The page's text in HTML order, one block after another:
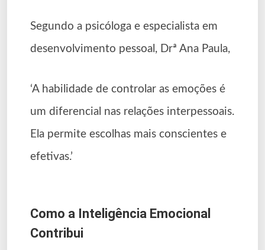
Segundo a psicóloga e especialista em
desenvolvimento pessoal, Drª Ana Paula,
‘A habilidade de controlar as emoções é
um diferencial nas relações interpessoais.
Ela permite escolhas mais conscientes e
efetivas.’
Como a Inteligência Emocional
Contribui